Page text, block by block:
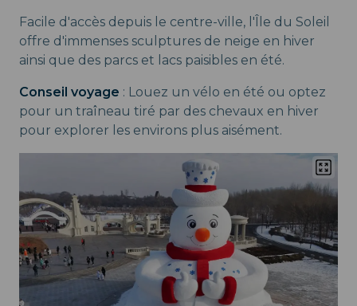
Facile d'accès depuis le centre-ville, l'Île du Soleil
offre d'immenses sculptures de neige en hiver
ainsi que des parcs et lacs paisibles en été.
Conseil voyage : Louez un vélo en été ou optez
pour un traîneau tiré par des chevaux en hiver
pour explorer les environs plus aisément.